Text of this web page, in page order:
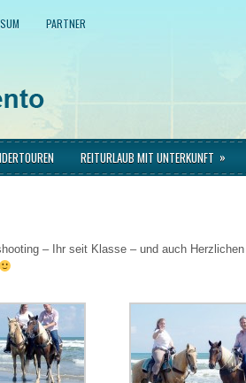
PARTNER
REITURLAUB MIT UNTERKUNFT »
– Ihr seit Klasse – und auch